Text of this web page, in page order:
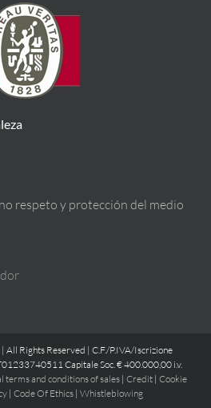
respeto y protección del medio
All Rights Reserved | C.F./P.IVA/Iscrizione
Capitale Soc. € 400.000,00 i.v.
terms and conditions of sales | Credit | Cookie
| Code Of Ethics | Whistleblowing